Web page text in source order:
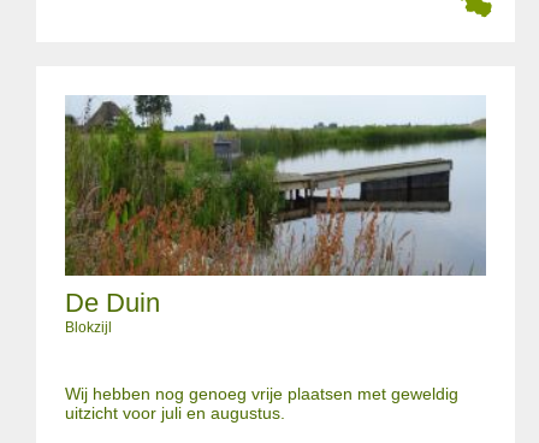
De Duin
Blokzijl
Wij hebben nog genoeg vrije plaatsen met geweldig
uitzicht voor juli en augustus.